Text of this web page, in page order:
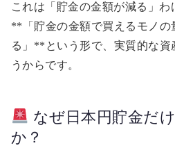
これは「貯金の金額が減る」わ
**「貯金の金額で買えるモノの
る」**という形で、実質的な資
うからです。
なぜ日本円貯金だ
か？